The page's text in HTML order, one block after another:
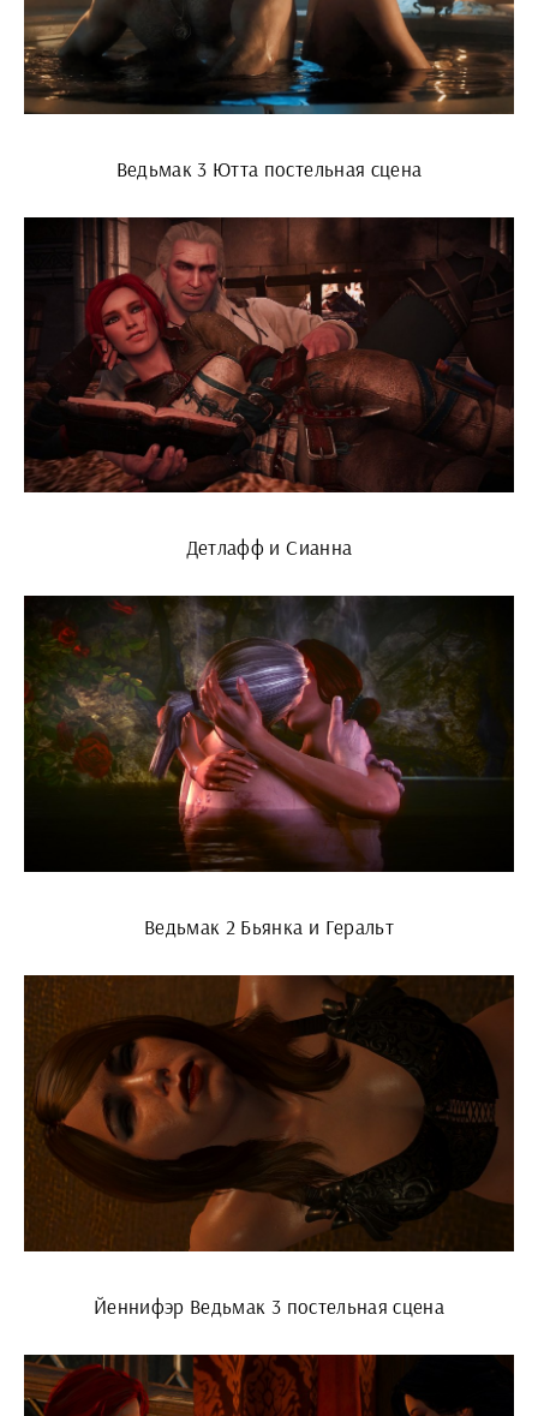
Ведьмак 3 Ютта постельная сцена
Детлафф и Сианна
Ведьмак 2 Бьянка и Геральт
Йеннифэр Ведьмак 3 постельная сцена